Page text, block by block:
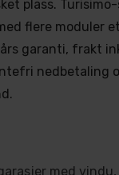
plass.
flere moduler
års garanti, frakt
nedbetaling
med